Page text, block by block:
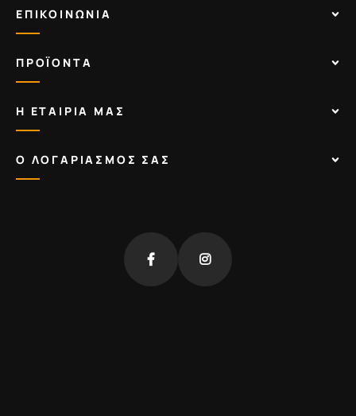
ΕΠΙΚΟΙΝΩΝΙΑ
ΠΡΟΪΟΝΤΑ
Η ΕΤΑΙΡΙΑ ΜΑΣ
Ο ΛΟΓΑΡΙΑΣΜΟΣ ΣΑΣ
fb insta